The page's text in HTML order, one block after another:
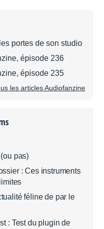
portes de son studio
épisode 236
épisode 235
les articles Audiofanzine
pas)
: Ces instruments
féline de par le
: Test du plugin de